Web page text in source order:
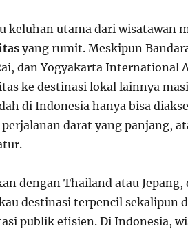
keluhan utama dari wisatawan
yang rumit. Meskipun
dan Yogyakarta International
ke destinasi lokal lainnya
di Indonesia hanya bisa
darat yang panjang,
dengan Thailand atau Jepang,
destinasi terpencil sekalipun
publik efisien. Di Indonesia,